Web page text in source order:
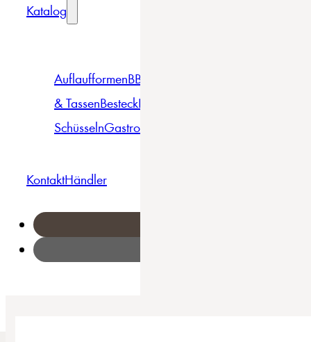
Katalog
AuflaufformenBBQ
& TassenBesteckBowls &
SchüsselnGastro
KontaktHändler